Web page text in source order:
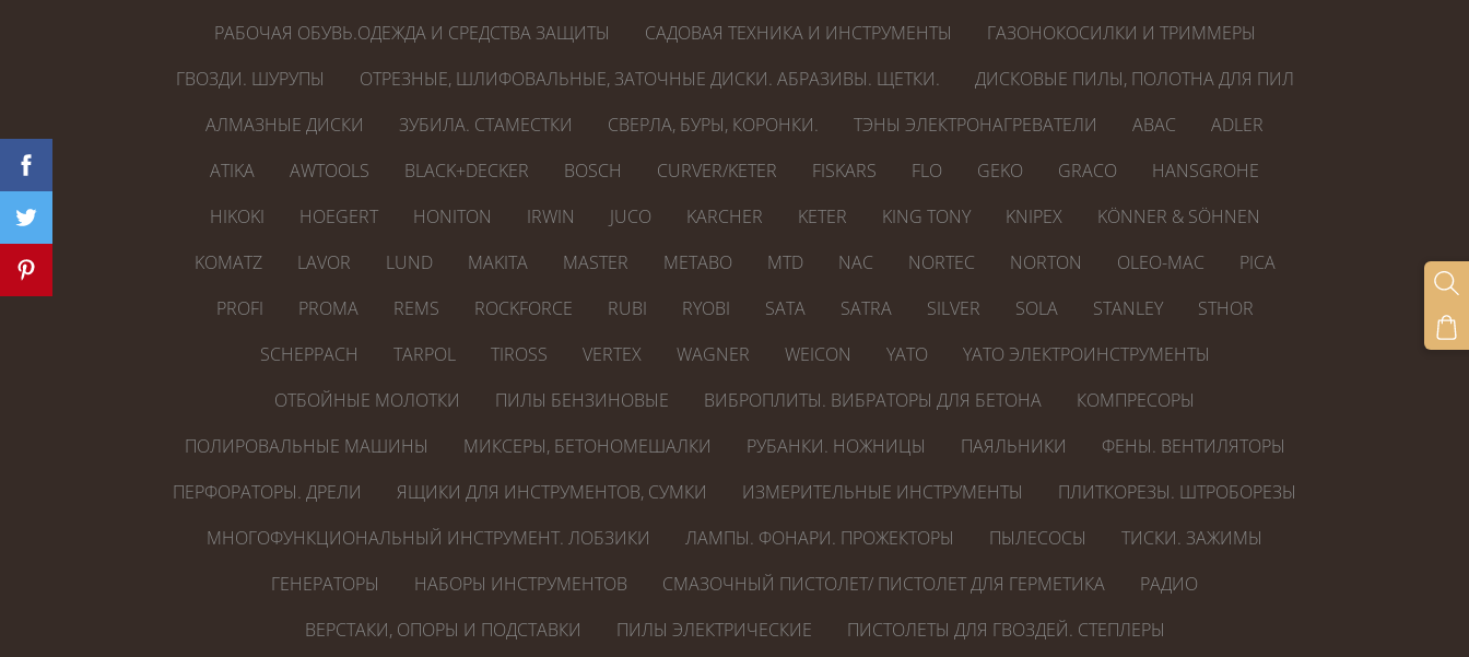
РАБОЧАЯ ОБУВЬ.ОДЕЖДА И СРЕДСТВА ЗАЩИТЫ
САДОВАЯ ТЕХНИКА И ИНСТРУМЕНТЫ
ГАЗОНОКОСИЛКИ И ТРИММЕРЫ
ГВОЗДИ. ШУРУПЫ
ОТРЕЗНЫЕ, ШЛИФОВАЛЬНЫЕ, ЗАТОЧНЫЕ ДИСКИ. АБРАЗИВЫ. ЩЕТКИ.
ДИСКОВЫЕ ПИЛЫ, ПОЛОТНА ДЛЯ ПИЛ
АЛМАЗНЫЕ ДИСКИ
ЗУБИЛА. СТАМЕСТКИ СВЕРЛА, БУРЫ, КОРОНКИ. ТЭНЫ ЭЛЕКТРОНАГРЕВАТЕЛИ ABAC
ADLER
ATIKA
AWTOOLS BLACK+DECKER BOSCH CURVER/KETER FISKARS FLO GEKO GRACO
HANSGROHE
HIKOKI
HOEGERT HONITON IRWIN JUCO KARCHER KETER KING TONY KNIPEX
KÖNNER & SÖHNEN
KOMATZ
LAVOR LUND MAKITA MASTER METABO MTD NAC NORTEC NORTON OLEO-MAC
PICA
PROFI
PROMA REMS ROCKFORCE RUBI RYOBI SATA SATRA SILVER SOLA STANLEY
STHOR
SCHEPPACH
TARPOL TIROSS VERTEX WAGNER WEICON YATO
YATO ЭЛЕКТРОИНСТРУМЕНТЫ
ОТБОЙНЫЕ МОЛОТКИ
ПИЛЫ БЕНЗИНОВЫЕ ВИБРОПЛИТЫ. ВИБРАТОРЫ ДЛЯ БЕТОНА
КОМПРЕСОРЫ
ПОЛИРОВАЛЬНЫЕ МАШИНЫ
МИКСЕРЫ, БЕТОНОМЕШАЛКИ РУБАНКИ. НОЖНИЦЫ ПАЯЛЬНИКИ
ФЕНЫ. ВЕНТИЛЯТОРЫ
ПЕРФОРАТОРЫ. ДРЕЛИ
ЯЩИКИ ДЛЯ ИНСТРУМЕНТОВ, СУМКИ ИЗМЕРИТЕЛЬНЫЕ ИНСТРУМЕНТЫ
ПЛИТКОРЕЗЫ. ШТРОБОРЕЗЫ
МНОГОФУНКЦИОНАЛЬНЫЙ ИНСТРУМЕНТ. ЛОБЗИКИ
ЛАМПЫ. ФОНАРИ. ПРОЖЕКТОРЫ ПЫЛЕСОСЫ
ТИСКИ. ЗАЖИМЫ
ГЕНЕРАТОРЫ
НАБОРЫ ИНСТРУМЕНТОВ СМАЗОЧНЫЙ ПИСТОЛЕТ/ ПИСТОЛЕТ ДЛЯ ГЕРМЕТИКА
РАДИО
ВЕРСТАКИ, ОПОРЫ И ПОДСТАВКИ
ПИЛЫ ЭЛЕКТРИЧЕСКИЕ
ПИСТОЛЕТЫ ДЛЯ ГВОЗДЕЙ. СТЕПЛЕРЫ